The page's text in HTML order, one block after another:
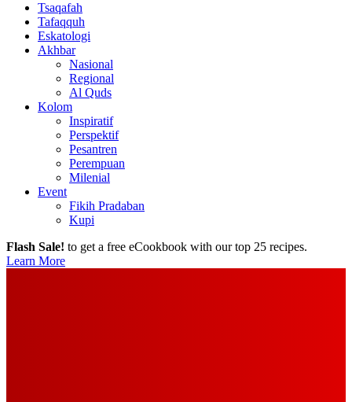
Tsaqafah
Tafaqquh
Eskatologi
Akhbar
Nasional
Regional
Al Quds
Kolom
Inspiratif
Perspektif
Pesantren
Perempuan
Milenial
Event
Fikih Pradaban
Kupi
Flash Sale! to get a free eCookbook with our top 25 recipes.
Learn More